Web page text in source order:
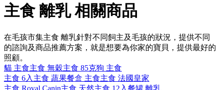
主食 離乳 相關商品
在毛孩市集主食 離乳針對不同飼主及毛孩的狀況，提供不同
的諮詢及商品推薦方案，就是想要為你家的寶貝，提供最好的
照顧。
貓 主食主食 無穀主食 85克狗 主食
主食 6入 主食 蔬果餐盒 主食主食 法國皇家
主食 Royal Canin主食 天然主食 12入餐罐 離乳